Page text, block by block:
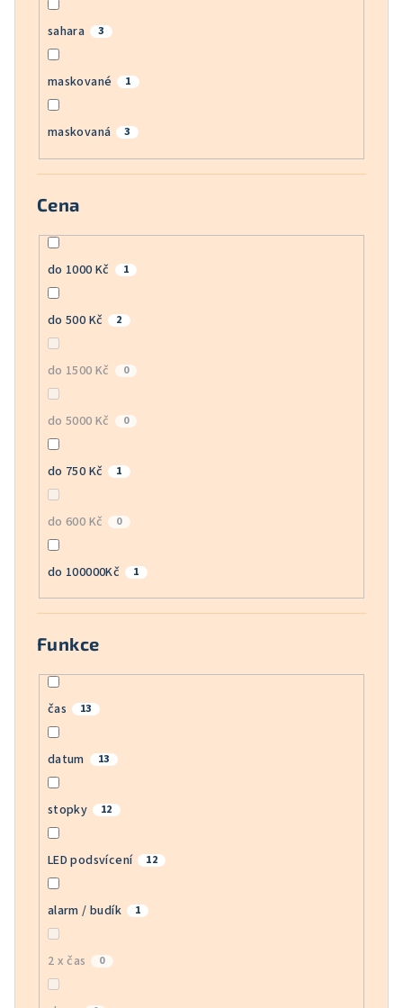
sahara 3
maskované 1
maskovaná 3
Cena
do 1000 Kč 1
do 500 Kč 2
do 1500 Kč 0
do 5000 Kč 0
do 750 Kč 1
do 600 Kč 0
do 100000Kč 1
Funkce
čas 13
datum 13
stopky 12
LED podsvícení 12
alarm / budík 1
2 x čas 0